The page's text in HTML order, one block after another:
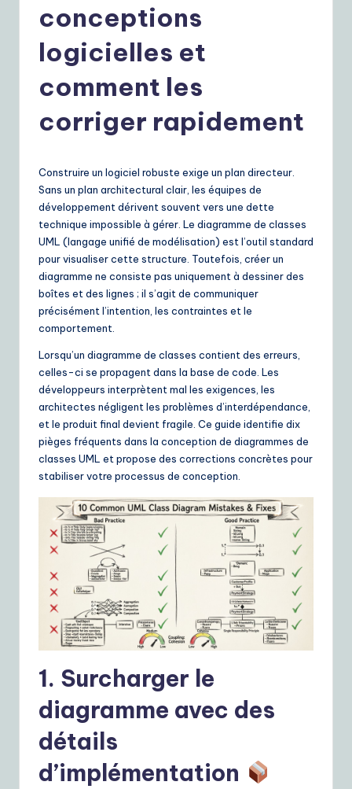
D
ai
ly
G
ui
d
o
A
lu
conceptions
logicielles et
comment les
corriger rapidement
Construire un logiciel robuste exige un plan directeur.
Sans un plan architectural clair, les équipes de
développement dérivent souvent vers une dette
technique impossible à gérer. Le diagramme de classes
UML (langage unifié de modélisation) est l’outil standard
pour visualiser cette structure. Toutefois, créer un
diagramme ne consiste pas uniquement à dessiner des
boîtes et des lignes ; il s’agit de communiquer
précisément l’intention, les contraintes et le
comportement.
Lorsqu’un diagramme de classes contient des erreurs,
celles-ci se propagent dans la base de code. Les
développeurs interprètent mal les exigences, les
architectes négligent les problèmes d’interdépendance,
et le produit final devient fragile. Ce guide identifie dix
pièges fréquents dans la conception de diagrammes de
classes UML et propose des corrections concrètes pour
stabiliser votre processus de conception.
1. Surcharger le
diagramme avec des
détails
d’implémentation